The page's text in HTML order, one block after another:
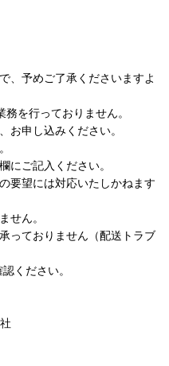
、予めご了承くださいますよ
を行っておりません。
お申し込みください。
にご記入ください。
要望には対応いたしかねます
せん。
っておりません（配送トラブ
ください。